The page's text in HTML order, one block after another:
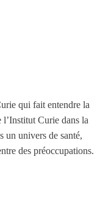
qui fait entendre la
l’Institut Curie dans la
un univers de santé,
des préoccupations.